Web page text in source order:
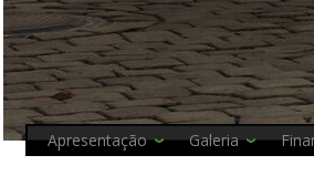
Apresentação Galeria